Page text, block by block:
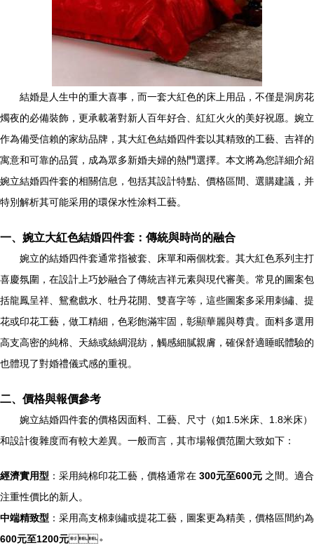
結婚是人生中的重大喜事，而一套大紅色的床上用品，不僅是洞房花
燭夜的必備裝飾，更承載著對新人百年好合、紅紅火火的美好祝愿。婉立
作為備受信賴的家紡品牌，其大紅色結婚四件套以其精致的工藝、吉祥的
寓意和可靠的品質，成為眾多新婚夫婦的熱門選擇。本文將為您詳細介紹
婉立結婚四件套的相關信息，包括其設計特點、價格區間、選購建議，并
特別解析其可能采用的環保水性涂料工藝。
一、婉立大紅色結婚四件套：傳統與時尚的融合
婉立的結婚四件套通常指被套、床單和兩個枕套。其大紅色系列主打
喜慶氛圍，在設計上巧妙融合了傳統吉祥元素與現代審美。常見的圖案包
括龍鳳呈祥、鴛鴦戲水、牡丹花開、雙喜字等，這些圖案多采用刺繡、提
花或印花工藝，做工精細，色彩飽滿牢固，彰顯華麗與尊貴。面料多選用
高支高密的純棉、天絲或絲綢混紡，觸感細膩親膚，確保舒適睡眠體驗的
也體現了對婚禮儀式感的重視。
二、價格與報價參考
婉立結婚四件套的價格因面料、工藝、尺寸（如1.5米床、1.8米床）
和設計復雜度而有較大差異。一般而言，其市場報價范圍大致如下：
經濟實用型 ：采用純棉印花工藝，價格通常在 300元至600元 之間。適合
注重性價比的新人。
中端精致型 ：采用高支棉刺繡或提花工藝，圖案更為精美，價格區間約為
600元至1200元。